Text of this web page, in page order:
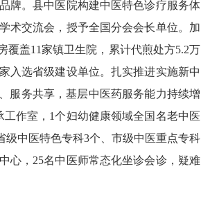
。县中医院构建中医特色诊疗服务体
术交流会，授予全国分会会长单位。加
覆盖11家镇卫生院，累计代煎处方5.2万
入选省级建设单位。扎实推进实施新中
服务共享，基层中医药服务能力持续增
作室，1个妇幼健康领域全国名老中医
中医特色专科3个、市级中医重点专科
心，25名中医师常态化坐诊会诊，疑难